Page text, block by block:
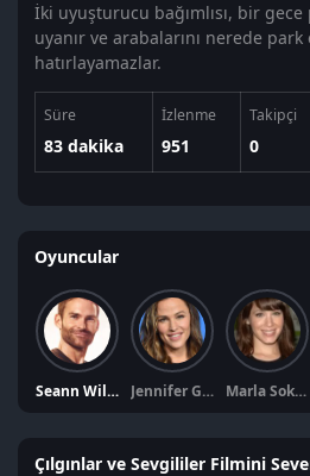
İki uyuşturucu bağımlısı, bir
uyanır ve arabalarını nerede
hatırlayamazlar.
Süre
83 dakika
İzlenme
951
Takipçi
0
Oyuncular
Seann William Scott Jennifer Garner Marla Sokoloff
Çılgınlar ve Sevgililer Filmini